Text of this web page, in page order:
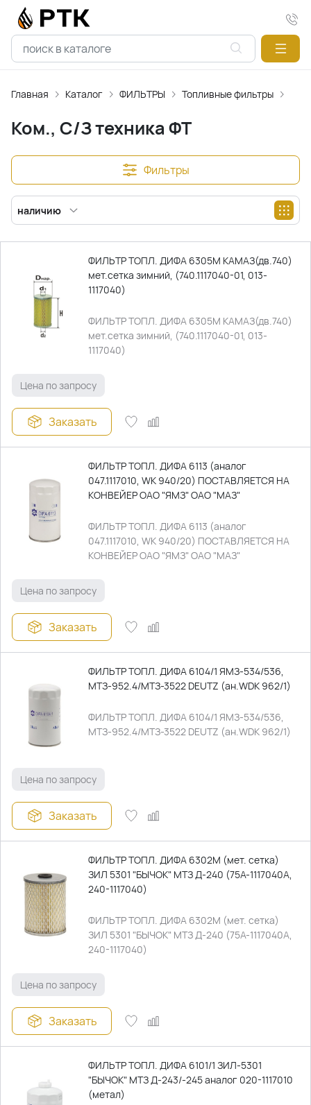
Главная Каталог ФИЛЬТРЫ Топливные фильтры
Ком., С/З техника ФТ
Фильтры
наличию
ФИЛЬТР ТОПЛ. ДИФА 6305М КАМАЗ(дв.740)
мет.сетка зимний, (740.1117040-01, 013-
1117040)
ФИЛЬТР ТОПЛ. ДИФА 6305М КАМАЗ(дв.740)
мет.сетка зимний, (740.1117040-01, 013-
1117040)
Цена по запросу
Заказать
ФИЛЬТР ТОПЛ. ДИФА 6113 (аналог
047.1117010, WK 940/20) ПОСТАВЛЯЕТСЯ НА
КОНВЕЙЕР ОАО "ЯМЗ" ОАО "МАЗ"
ФИЛЬТР ТОПЛ. ДИФА 6113 (аналог
047.1117010, WK 940/20) ПОСТАВЛЯЕТСЯ НА
КОНВЕЙЕР ОАО "ЯМЗ" ОАО "МАЗ"
Цена по запросу
Заказать
ФИЛЬТР ТОПЛ. ДИФА 6104/1 ЯМЗ-534/536,
МТЗ-952.4/МТЗ-3522 DEUTZ (ан.WDK 962/1)
ФИЛЬТР ТОПЛ. ДИФА 6104/1 ЯМЗ-534/536,
МТЗ-952.4/МТЗ-3522 DEUTZ (ан.WDK 962/1)
Цена по запросу
Заказать
ФИЛЬТР ТОПЛ. ДИФА 6302М (мет. сетка)
ЗИЛ 5301 "БЫЧОК" МТЗ Д-240 (75А-1117040А,
240-1117040)
ФИЛЬТР ТОПЛ. ДИФА 6302М (мет. сетка)
ЗИЛ 5301 "БЫЧОК" МТЗ Д-240 (75А-1117040А,
240-1117040)
Цена по запросу
Заказать
ФИЛЬТР ТОПЛ. ДИФА 6101/1 ЗИЛ-5301
"БЫЧОК" МТЗ Д-243/-245 аналог 020-1117010
(метал)